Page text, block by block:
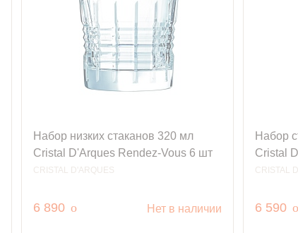
Набор низких стаканов 320 мл
Cristal D'Arques Rendez-Vous 6 шт
CRISTAL D'ARQUES
6 890 руб.
o Нет в наличии
Набор
Cristal
CRISTAL
6 590 o